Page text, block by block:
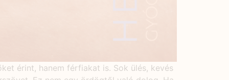
érint, hanem férfiakat is. Sok ülés, kevés